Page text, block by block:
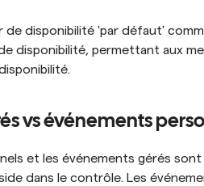
de disponibilité 'par défaut'
disponibilité, permettant aux
vs événements
et les événements gérés
dans le contrôle. Les